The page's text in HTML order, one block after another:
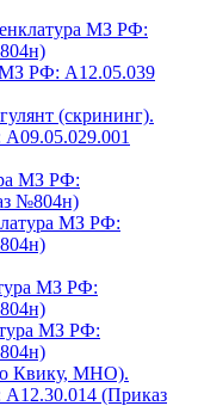
МЗ РФ:
РФ: A12.05.039
(скрининг).
МЗ РФ:
№804н)
МЗ РФ:
МЗ РФ:
МЗ РФ:
Квику, МНО).
(Приказ